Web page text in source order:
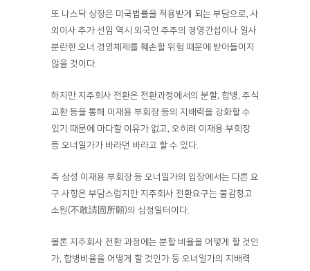
또 나스닥 상장은 미국법률을 적용받게 되는 부담으로, 사
외이사 추가 선임 역시 외국인 주주의 경영간섭이나 일사
분란한 오너 경영체제를 훼손할 위험 때문에 받아들이지
않을 것이다.
하지만 지주회사 전환은 전환과정에서의 분할, 합병, 주식
교환 등을 통해 이재용 부회장 등의 지배력을 강화할 수
있기 때문에 마다할 이유가 없고, 오히려 이재용 부회장
등 오너일가가 바라던 바라고 할 수 있다.
즉 삼성 이재용 부회장 등 오너일가의 입장에서는 다른 요
구 사항은 부담스럽지만 지주회사 전환요구는 불감청고
소원(不敢請固所願)의 심정일터이다.
몰론 지주회사 전환 과정에는 분할 비율을 어떻게 할 것인
가, 합병비율을 어떻게 할 것인가 등 오너일가의 지배력